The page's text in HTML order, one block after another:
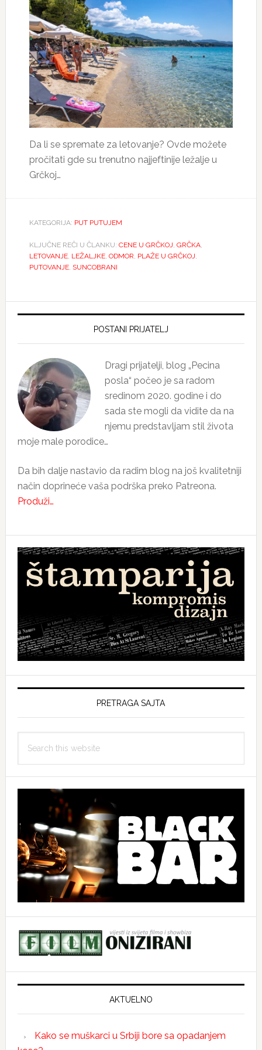
Da li se spremate za letovanje? Ovde možete
pročitati gde su trenutno najjeftinije ležalje u
Grčkoj…
KATEGORIJA: PUT PUTUJEM
KLJUČNE REČI U ČLANKU: CENE U GRČKOJ GRČKA,
LETOVANJE, LEŽALJKE, ODMOR PLAŽE U GRČKOJ
PUTOVANJE, SUNCOBRANI
Primary
POSTANI PRIJATELJ
Dragi prijatelji, blog „Pecina
posla“ počeo je sa radom
sredinom 2020. godine i do
sada ste mogli da vidite da na
njemu predstavljam stil života
moje male porodice…
Da bih dalje nastavio da radim blog na još kvalitetniji
način doprineće vaša podrška preko Patreona.
Produži…
PRETRAGA SAJTA
this
AKTUELNO
Kako se muškarci u Srbiji bore sa opadanjem